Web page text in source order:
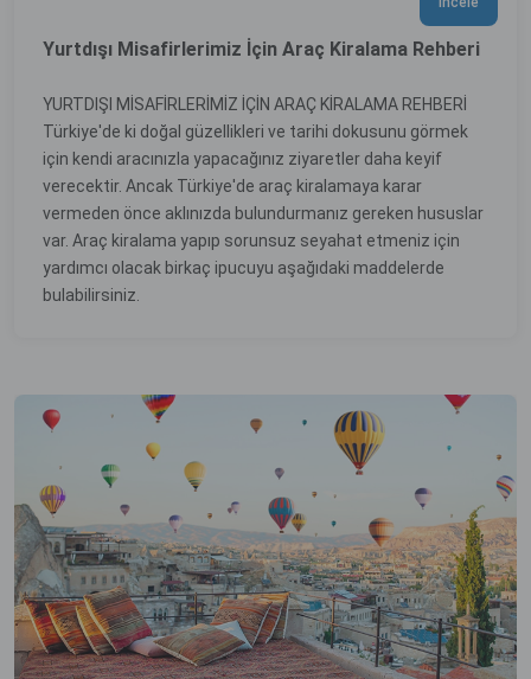
Yurtdışı Misafirlerimiz İçin Araç Kiralama Rehberi
YURTDIŞI MİSAFİRLERİMİZ İÇİN ARAÇ KİRALAMA REHBERİ
Türkiye'de ki doğal güzellikleri ve tarihi dokusunu görmek
için kendi aracınızla yapacağınız ziyaretler daha keyif
verecektir. Ancak Türkiye'de araç kiralamaya karar
vermeden önce aklınızda bulundurmanız gereken hususlar
var. Araç kiralama yapıp sorunsuz seyahat etmeniz için
yardımcı olacak birkaç ipucuyu aşağıdaki maddelerde
bulabilirsiniz.